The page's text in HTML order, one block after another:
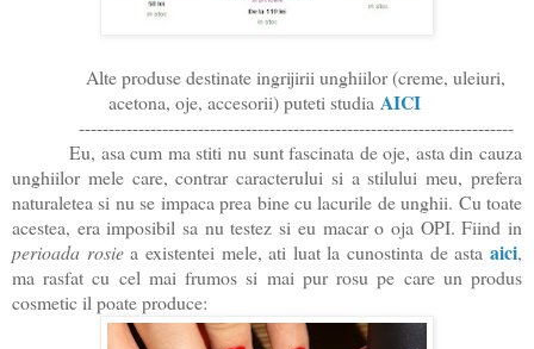
Alte produse destinate ingrijirii unghiilor (creme, uleiuri,
acetona, oje, accesorii) puteti studia AICI
-------------------------------------------------------------------------
Eu, asa cum ma stiti nu sunt fascinata de oje, asta din cauza
unghiilor mele care, contrar caracterului si a stilului meu, prefera
naturaletea si nu se impaca prea bine cu lacurile de unghii. Cu toate
acestea, era imposibil sa nu testez si eu macar o oja OPI. Fiind in
perioada rosiea existentei mele, ati luat la cunostinta de astaaici,
ma rasfat cu cel mai frumos si mai pur rosu pe care un produs
cosmetic il poate produce: